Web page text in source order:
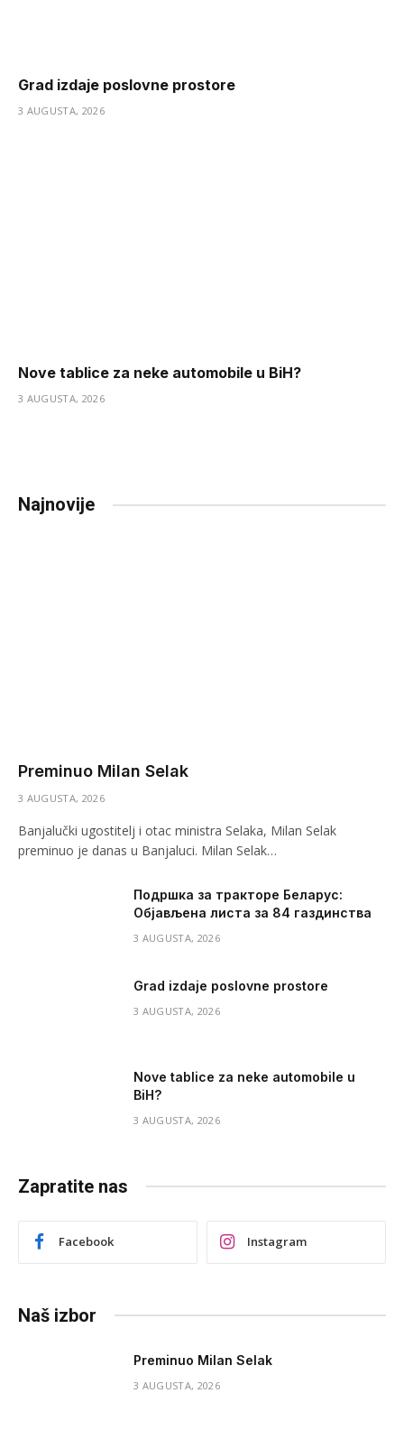
Grad izdaje poslovne prostore
3 AUGUSTA, 2026
Nove tablice za neke automobile u BiH?
3 AUGUSTA, 2026
Najnovije
Preminuo Milan Selak
3 AUGUSTA, 2026
Banjalučki ugostitelj i otac ministra Selaka, Milan Selak
preminuo je danas u Banjaluci. Milan Selak…
Подршка за тракторе Беларус:
Објављена листа за 84 газдинства
3 AUGUSTA, 2026
Grad izdaje poslovne prostore
3 AUGUSTA, 2026
Nove tablice za neke automobile u
BiH?
3 AUGUSTA, 2026
Zapratite nas
Facebook Instagram
Naš izbor
Preminuo Milan Selak
3 AUGUSTA, 2026